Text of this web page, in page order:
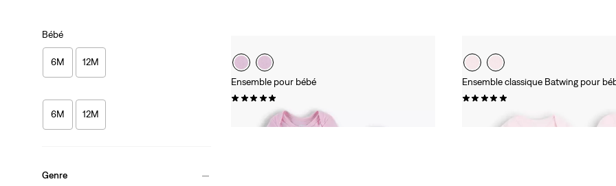
Bébé
6M 12M
6M 12M
Genre
Ensemble pour bébé
Ensemble classique Batwing pour